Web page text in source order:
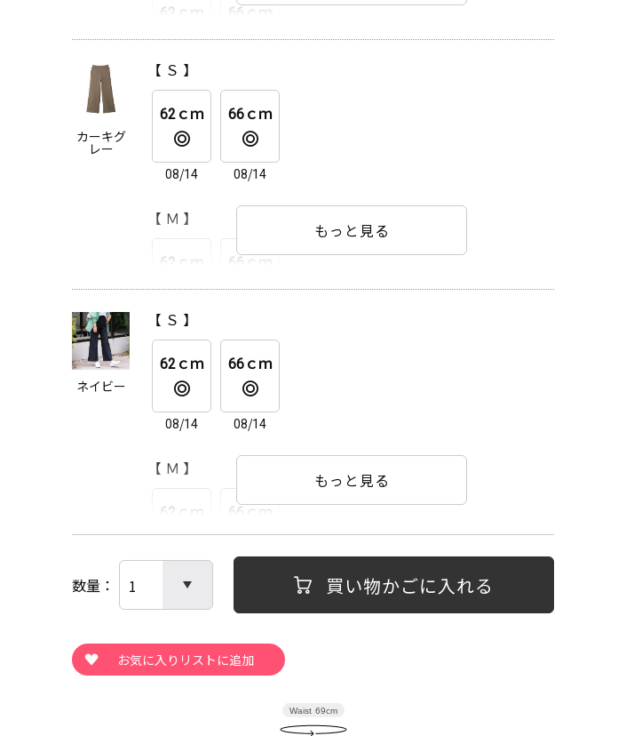
【 ＬＬ 】
62ｃｍ
08/14 08/14
62ｃｍ
08/14
66ｃｍ
【 Ｌ 】
62ｃｍ
08/14
66ｃｍ
【 ＬＬ 】
62ｃｍ
08/14 08/14
カーキグ
レー
【 Ｓ 】
62ｃｍ
08/14
66ｃｍ
08/14
【 Ｍ 】
62ｃｍ
08/14
66ｃｍ
【 Ｌ 】
62ｃｍ
08/14
66ｃｍ
【 ＬＬ 】
62ｃｍ 66ｃｍ
08/14
もっと見る
ネイビー
【 Ｓ 】
62ｃｍ
08/14
66ｃｍ
08/14
【 Ｍ 】
62ｃｍ 66ｃｍ
【 Ｌ 】
62ｃｍ 66ｃｍ
もっと見る
数量 買い物かごに入れる
Waist 69cm